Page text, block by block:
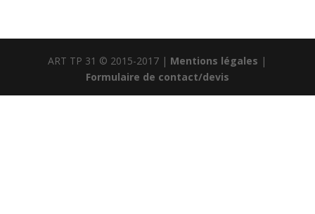
ART TP 31 © 2015-2017 | Mentions légales |
Formulaire de contact/devis